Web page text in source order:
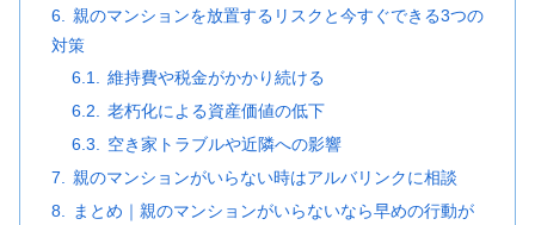
親のマンションを放置するリスクと今すぐできる3つの
対策
維持費や税金がかかり続ける
老朽化による資産価値の低下
空き家トラブルや近隣への影響
親のマンションがいらない時はアルバリンクに相談
まとめ｜親のマンションがいらないなら早めの行動が